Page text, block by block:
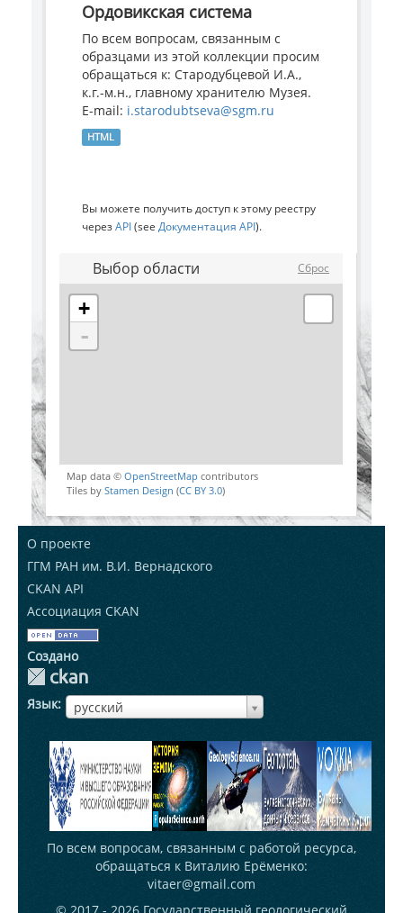
Ордовикская система
По всем вопросам, связанным с
образцами из этой коллекции просим
обращаться к: Стародубцевой И.А.,
к.г.-м.н., главному хранителю Музея.
E-mail: i.starodubtseva@sgm.ru
HTML
Вы можете получить доступ к этому реестру
черезAPI(see Документация API).
Выбор области Сброс
+
-
Map data © OpenStreetMap contributors
Tiles by Stamen Design (CC BY 3.0)
О проекте
ГГМ РАН им. В.И. Вернадского
CKAN API
Ассоциация CKAN
Создано
Язык русский
ЯзыкЯзык
По всем вопросам, связанным с работой ресурса,
обращаться к Виталию Ерёменко:
vitaer@gmail.com